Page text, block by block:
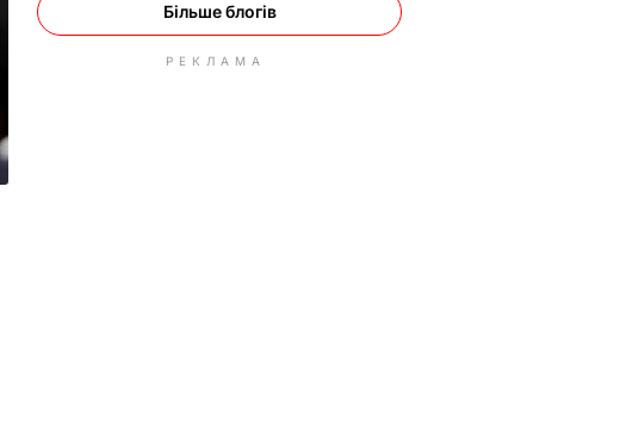
Більше блогів
РЕКЛАМА